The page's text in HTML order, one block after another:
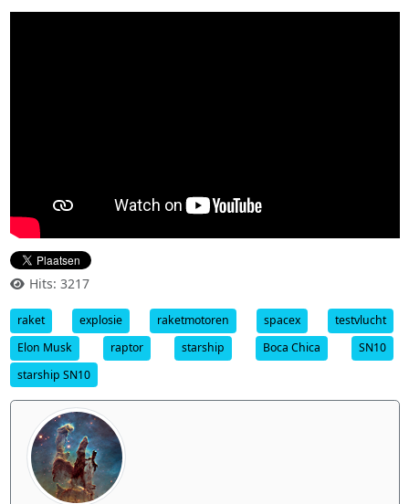
Hits: 3217
raket explosie raketmotoren spacex
testvlucht
Elon Musk
raptor starship Boca Chica
SN10
starship SN10